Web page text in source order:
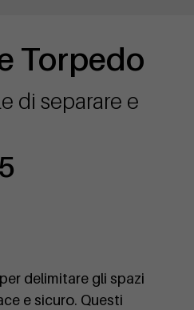
Torpedo
di separare e
delimitare gli spazi
e sicuro. Questi